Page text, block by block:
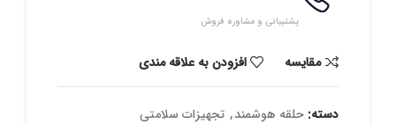
پشتیبانی و مشاوره فروش
مقایسه افزودن به علاقه مندی
دسته: حلقه هوشمند, تجهیزات سلامتی